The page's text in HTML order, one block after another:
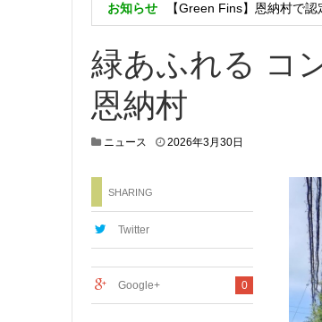
お知らせ 【Green Fins】恩納村で
緑あふれる コ
恩納村
ニュース 2026年3月30日
3
日
SHARING
Twitter
0
Google+